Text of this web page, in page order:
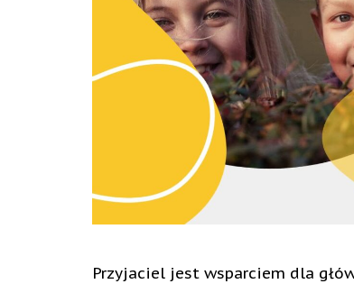
Przyjaciel jest wsparciem dla